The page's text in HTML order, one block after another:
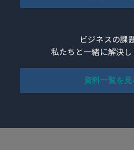
ビジネスの課題
私たちと一緒に解決し
資料一覧を見